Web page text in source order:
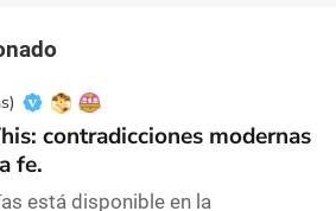
contradicciones modernas
fe.
está disponible en la